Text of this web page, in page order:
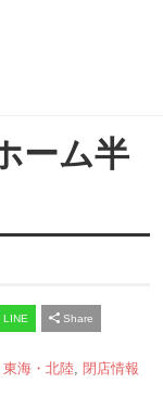
ーム半
LINE Share
東海・北陸, 閉店情報